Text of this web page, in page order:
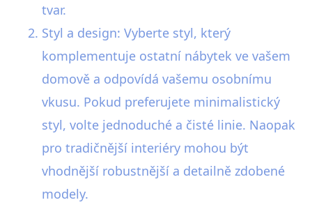
tvar.
Styl a design: Vyberte styl, který
komplementuje ostatní nábytek ve vašem
domově a odpovídá vašemu osobnímu
vkusu. Pokud preferujete minimalistický
styl, volte jednoduché a čisté linie. Naopak
pro tradičnější interiéry mohou být
vhodnější robustnější a detailně zdobené
modely.